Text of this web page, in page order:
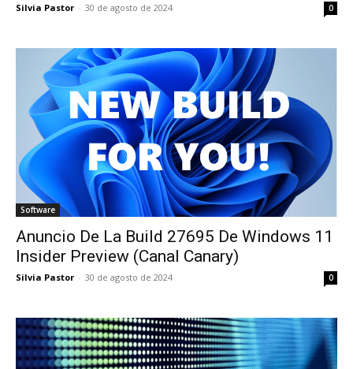
Silvia Pastor - 30 de agosto de 2024 0
Software
Anuncio De La Build 27695 De Windows 11
Insider Preview (Canal Canary)
Silvia Pastor - 30 de agosto de 2024 0